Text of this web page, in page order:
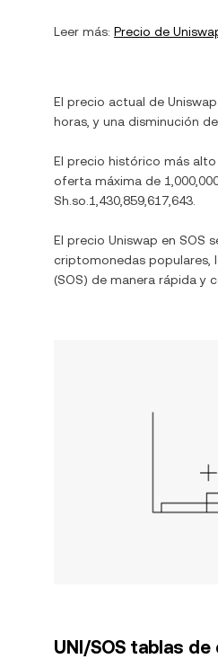
Leer más: Precio de
El precio actual de Uniswap
horas, y una disminución de
El precio histórico más
oferta máxima de
Sh.so.1,430,859,617,643
El precio Uniswap en SOS
criptomonedas populares,
(SOS) de manera rápida y
UNI/SOS tablas